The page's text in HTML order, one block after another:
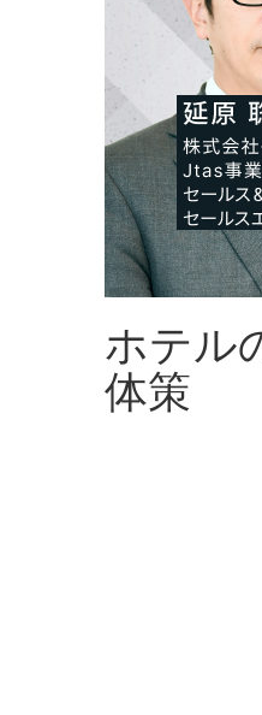
ホテル
体策